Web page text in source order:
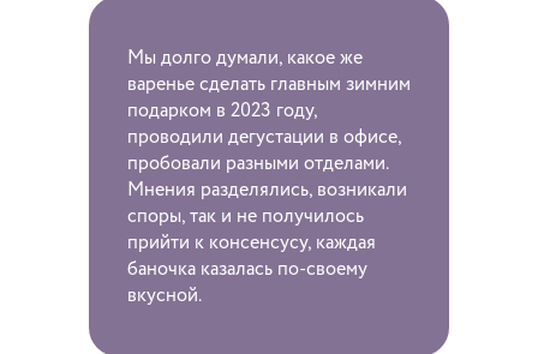
Мы долго думали, какое же
варенье сделать главным зимним
подарком в 2023 году,
проводили дегустации в офисе,
пробовали разными отделами.
Мнения разделялись, возникали
споры, так и не получилось
прийти к консенсусу, каждая
баночка казалась по-своему
вкусной.